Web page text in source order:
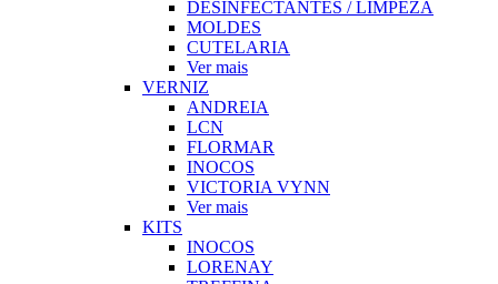
DESINFECTANTES / LIMPEZA
MOLDES
CUTELARIA
Ver mais
VERNIZ
ANDREIA
LCN
FLORMAR
INOCOS
VICTORIA VYNN
Ver mais
KITS
INOCOS
LORENAY